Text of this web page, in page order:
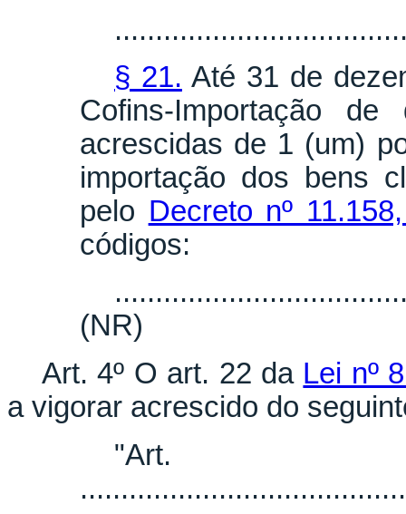
§ 21. Até 31 de
Cofins-Importação
acrescidas de 1 (um)
importação dos bens
pelo Decreto nº
códigos:
(NR)
Art. 4º O art. 22 da Lei nº
a vigorar acrescido do